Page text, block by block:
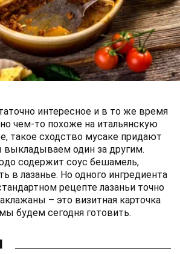
интересное и в то же время
чем-то похоже на итальянскую
такое сходство мусаке придают
один за другим.
содержит соус бешамель,
в лазанье. Но одного ингредиента
рецепте лазаньи точно
– это визитная карточка
будем сегодня готовить.